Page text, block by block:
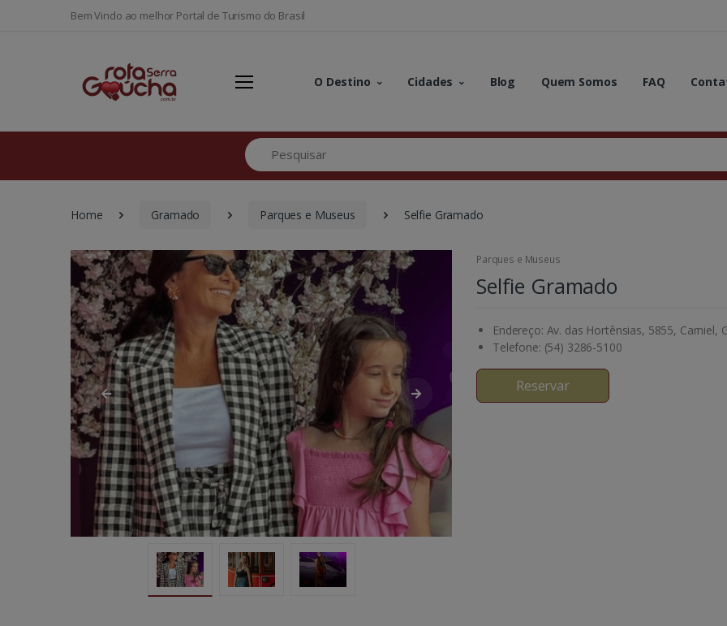
Bem Vindo ao melhor Portal de Turismo do Brasil
O Destino Cidades Blog Quem Somos FAQ
Pesquisar
Home Gramado Parques e Museus Selfie Gramado
Parques e Museus
Selfie Gramado
Endereço: Av. das Hortênsias, 5855, Carniel,
Telefone: (54) 3286-5100
Reservar